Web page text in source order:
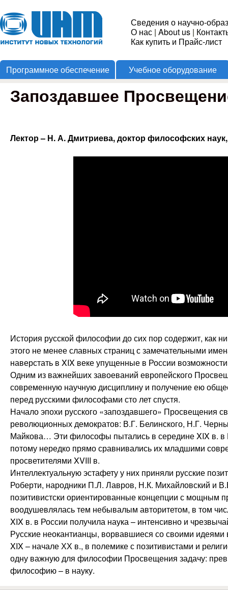
Институт
Новых
Технологий
Сведения о научно-
О нас | About us |
Как купить и Прайс-лист
Программное обеспечение Учебное оборудование
Запоздавшее
Лектор – Н. А. Дмитриева,доктор философских
История русской философии до сих пор содержит, как
этого не менее славных страниц с замечательными
наверстать в XIX веке упущенные в России
Одним из важнейших завоеваний европейского
современную научную дисциплину и получение ею
перед русскими философами сто лет спустя.
Начало эпохи русского «запоздавшего» Просвещения
революционных демократов: В.Г. Белинского, Н.Г.
Майкова… Эти философы пытались в середине XIX в. в
потому нередко прямо сравнивались их младшими
просветителями XVIII в.
Интеллектуальную эстафету у них приняли русские
Роберти, народники П.Л. Лавров, Н.К. Михайловский и
позитивистски ориентированные концепции с мощным
воодушевлялась тем небывалым авторитетом, в том
XIX в. в России получила наука – интенсивно и
Русские неокантианцы, ворвавшиеся со своими идеями
XIX – начале ХХ в., в полемике с позитивистами и
одну важную для философии Просвещения задачу:
философию – в науку.